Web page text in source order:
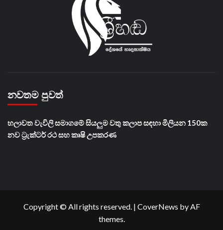
නවතම පුවත්
හලාවත වැවිලි සමාගමේ සියලුම වතු කලාප සඳහා මිලියන 150ක
නව ට්‍රැක්ටර් රථ සහ කෘෂි උපකරණ
Copyright © All rights reserved. | CoverNews by AF
themes.